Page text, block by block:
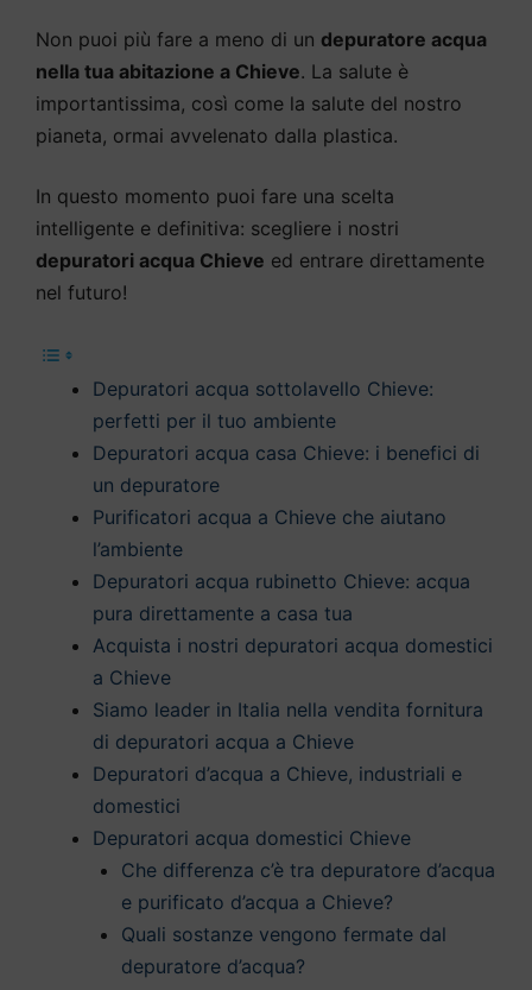
Non puoi più fare a meno di un depuratore acqua
nella tua abitazione a Chieve. La salute è
importantissima, così come la salute del nostro
pianeta, ormai avvelenato dalla plastica.
In questo momento puoi fare una scelta
intelligente e definitiva: scegliere i nostri
depuratori acqua Chieve ed entrare direttamente
nel futuro!
Depuratori acqua sottolavello Chieve:
perfetti per il tuo ambiente
Depuratori acqua casa Chieve: i benefici di
un depuratore
Purificatori acqua a Chieve che aiutano
l’ambiente
Depuratori acqua rubinetto Chieve: acqua
pura direttamente a casa tua
Acquista i nostri depuratori acqua domestici
a Chieve
Siamo leader in Italia nella vendita fornitura
di depuratori acqua a Chieve
Depuratori d’acqua a Chieve, industriali e
domestici
Depuratori acqua domestici Chieve
Che differenza c’è tra depuratore d’acqua
e purificato d’acqua a Chieve?
Quali sostanze vengono fermate dal
depuratore d’acqua?